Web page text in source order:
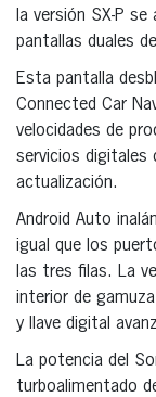
la versión SX-P
pantallas duales
Esta pantalla
Connected Car
velocidades de
servicios digitales
actualización.
Android Auto
igual que los
las tres filas. La
interior de
y llave digital
La potencia del
turboalimentado